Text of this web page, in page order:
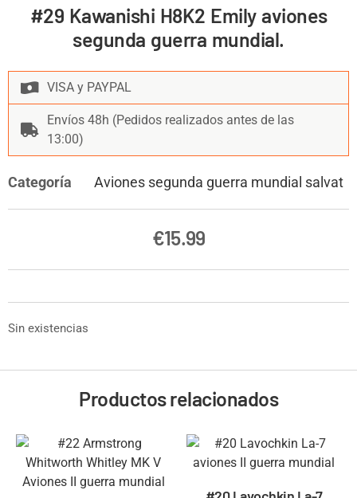
#29 Kawanishi H8K2 Emily aviones
segunda guerra mundial.
VISA y PAYPAL
Envíos 48h (Pedidos realizados antes de las
13:00)
Categoría Aviones segunda guerra mundial salvat
€15.99
Sin existencias
Productos relacionados